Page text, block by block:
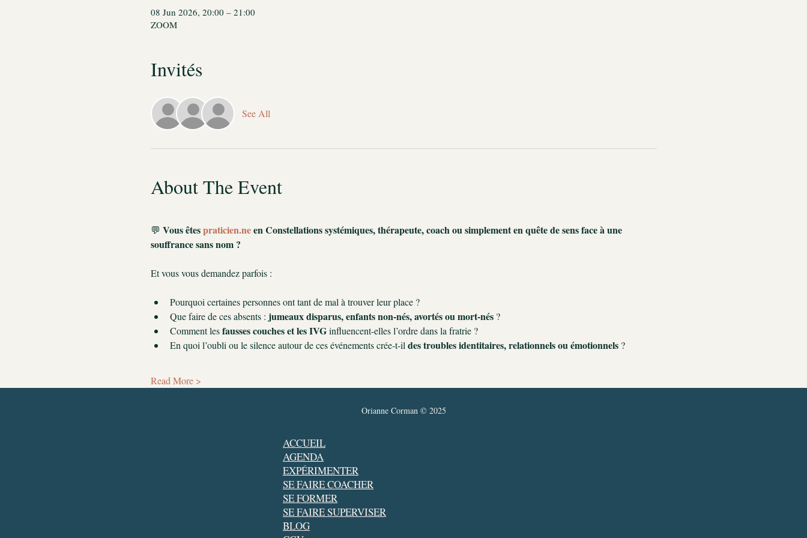
08 Jun 2026, 20:00 – 21:00
ZOOM
Invités
See All
About The Event
💬 Vous êtes praticien.ne en Constellations systémiques, thérapeute, coach ou simplement en quête de sens face à une
souffrance sans nom ?
Et vous vous demandez parfois :
Pourquoi certaines personnes ont tant de mal à trouver leur place ?
Que faire de ces absents : jumeaux disparus, enfants non-nés, avortés ou mort-nés ?
Comment les fausses couches et les IVG influencent-elles l’ordre dans la fratrie ?
En quoi l’oubli ou le silence autour de ces événements crée-t-il des troubles identitaires, relationnels ou émotionnels ?
Read More >
Orianne Corman © 2025
ACCUEIL
AGENDA
EXPÉRIMENTER
SE FAIRE COACHER
SE FORMER
SE FAIRE SUPERVISER
BLOG